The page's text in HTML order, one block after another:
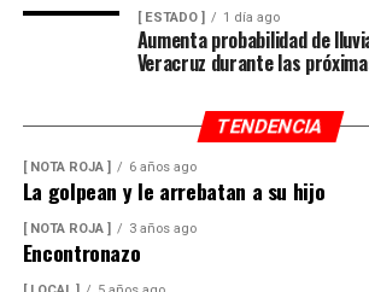
De acuerdo con las estimaciones de la
del Ingenio San Pedro representa un
económico superior a los mil millones
que amenaza con afectar de manera
productiva y el sustento de miles de
veracruzanas ligadas al sector azucarero.
[ ESTADO ] 1 día ago
Aumenta probabilidad de
Veracruz durante las
TENDENCIA
[ NOTA ROJA ] 6 años ago
La golpean y le arrebatan a su hijo
[ NOTA ROJA ] 3 años ago
Encontronazo